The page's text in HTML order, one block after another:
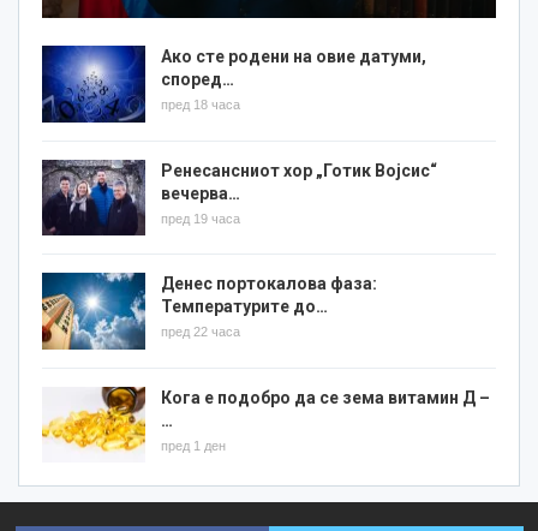
Ако сте родени на овие датуми,
според…
пред 18 часа
Ренесансниот хор „Готик Војсис“
вечерва…
пред 19 часа
Денес портокалова фаза:
Температурите до…
пред 22 часа
Кога е подобро да се зема витамин Д –
…
пред 1 ден